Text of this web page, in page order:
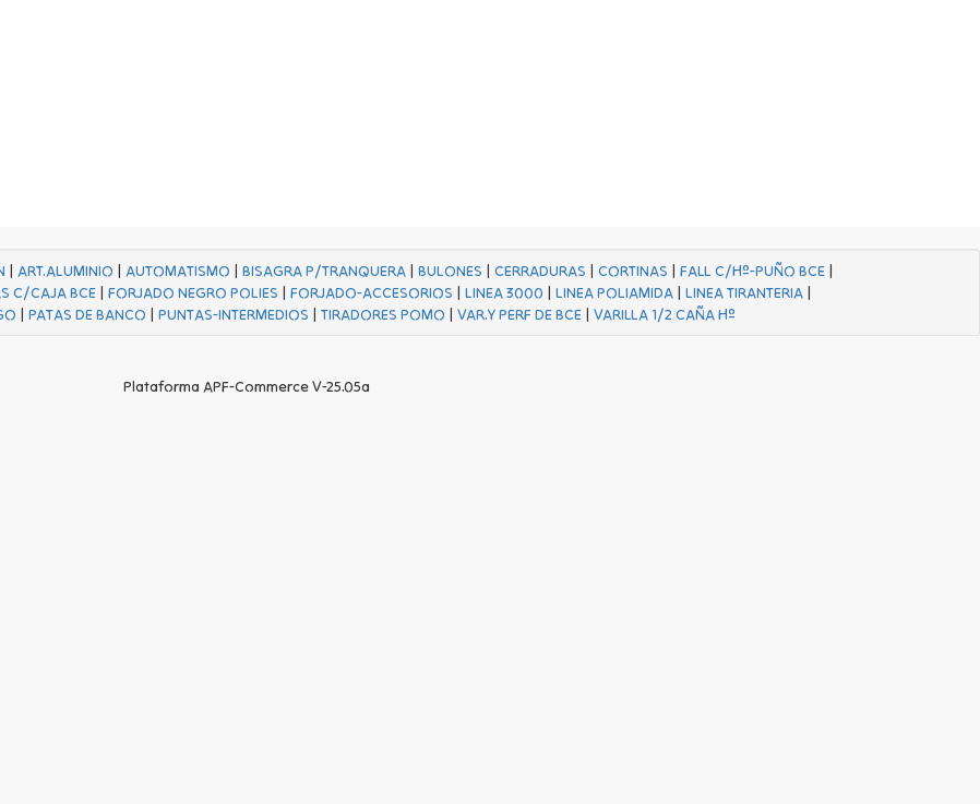
| ART.ALUMINIO | AUTOMATISMO | BISAGRA P/TRANQUERA| BULONES | CERRADURAS | CORTINAS | FALL C/Hº-PUÑO BCE|
C/CAJA BCE |FORJADO NEGRO POLIES |FORJADO-ACCESORIOS |LINEA 3000 |LINEA POLIAMIDA |LINEA TIRANTERIA |
| PATAS DE BANCO | PUNTAS-INTERMEDIOS | TIRADORES POMO | VAR.Y PERF DE BCE| VARILLA 1/2 CAÑA Hº
Plataforma APF-Commerce V-25.05a